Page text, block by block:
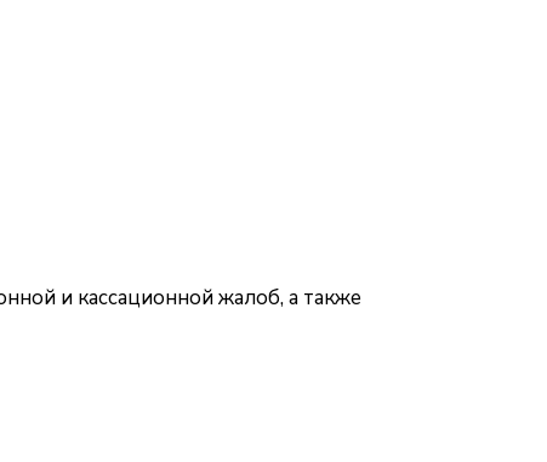
и кассационной жалоб, а также